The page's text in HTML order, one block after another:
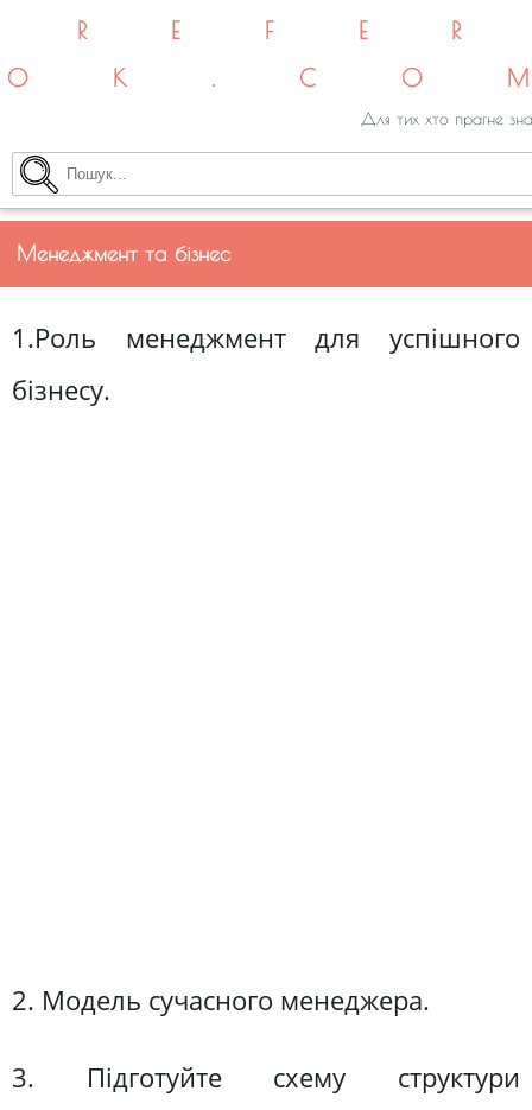
Для тих хто прагне
Менеджмент та бізнес
1.Роль менеджмент для успішного
бізнесу.
2. Модель сучасного менеджера.
3. Підготуйте схему структури